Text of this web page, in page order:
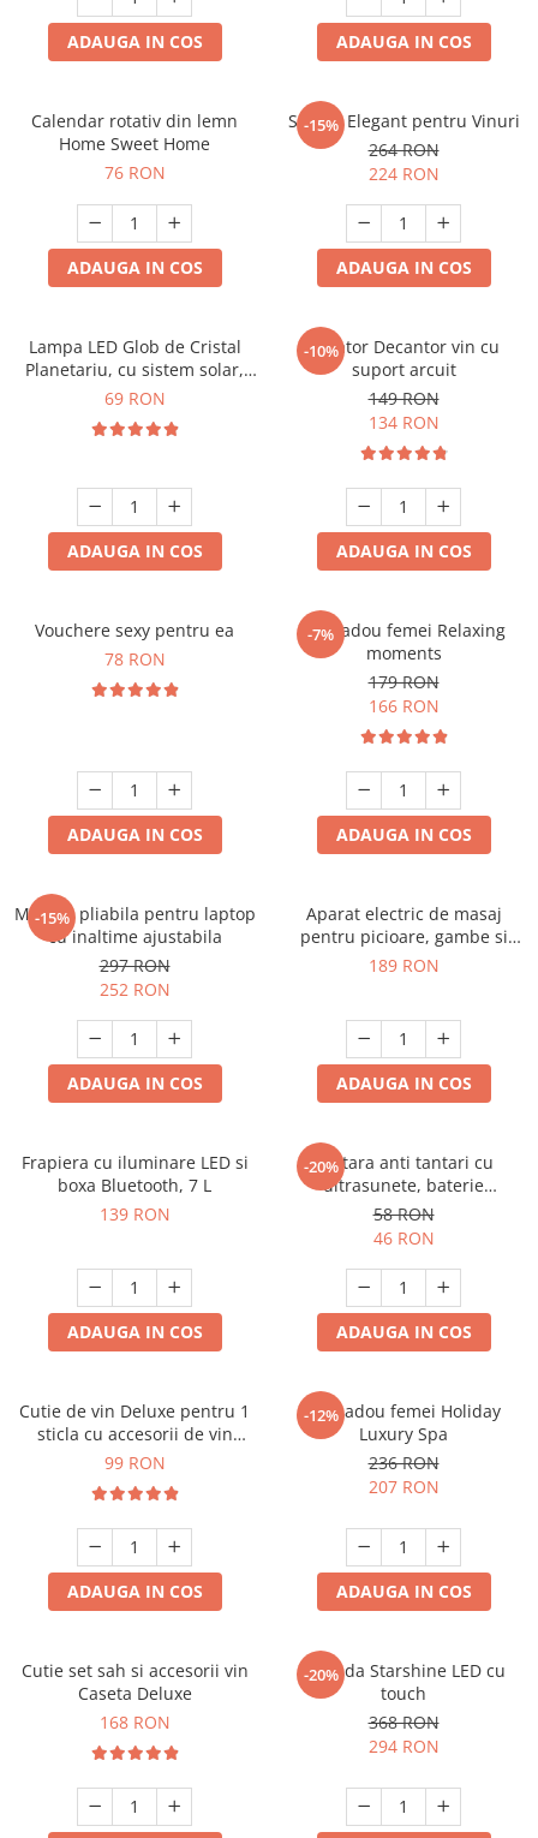
ADAUGA IN COS ADAUGA IN COS
Calendar rotativ din lemn
Home Sweet Home
76 RON
ADAUGA IN COS
-15%
Suport Elegant pentru Vinuri
264 RON
224 RON
ADAUGA IN COS
Lampa LED Glob de Cristal
Planetariu, cu sistem solar,
cadou captivant
69 RON
ADAUGA IN COS
-10%
Aerator Decantor vin cu
suport arcuit
149 RON
134 RON
ADAUGA IN COS
Vouchere sexy pentru ea
78 RON
ADAUGA IN COS
-7%
Set cadou femei Relaxing
moments
179 RON
166 RON
ADAUGA IN COS
-15%
Masuta pliabila pentru laptop
cu inaltime ajustabila
297 RON
252 RON
ADAUGA IN COS
Aparat electric de masaj
pentru picioare, gambe si
brate
189 RON
ADAUGA IN COS
Frapiera cu iluminare LED si
boxa Bluetooth, 7 L
139 RON
ADAUGA IN COS
-20%
Bratara anti tantari cu
ultrasunete, baterie
reincarcabila 90mAh
58 RON
46 RON
ADAUGA IN COS
Cutie de vin Deluxe pentru 1
sticla cu accesorii de vin
incluse piele ecologica de
99 RON
ADAUGA IN COS
-12%
Set cadou femei Holiday
Luxury Spa
236 RON
207 RON
ADAUGA IN COS
Cutie set sah si accesorii vin
Caseta Deluxe
168 RON
-20%
Oglinda Starshine LED cu
touch
368 RON
294 RON